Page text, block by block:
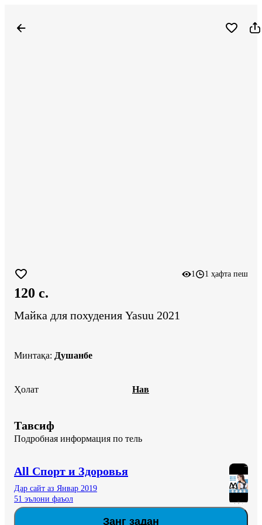
1 1 ҳафта пеш
120 c.
Майка для похудения Yasuu 2021
Минтақа: Душанбе
Ҳолат Нав
Тавсиф
Подробная информация по тель
All Спорт и Здоровья
Дар сайт аз Январ 2019
51 эълони фаъол
Занг задан